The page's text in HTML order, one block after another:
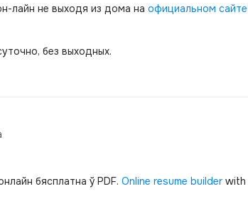
лайн не выходя из дома на официальном сайте
без выходных.
бясплатна ў PDF. Online resume builder with